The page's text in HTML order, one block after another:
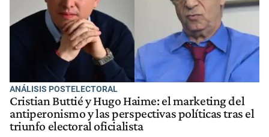
ANÁLISIS POSTELECTORAL
Cristian Buttié y Hugo Haime: el marketing del
antiperonismo y las perspectivas políticas tras el
triunfo electoral oficialista